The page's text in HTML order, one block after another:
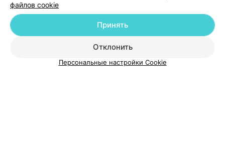
Добавить компанию
файлов cookie
Отклонить
Принять
Персональные настройки Cookie